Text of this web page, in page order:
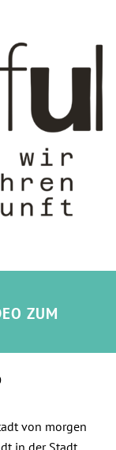
ZUM
von morgen